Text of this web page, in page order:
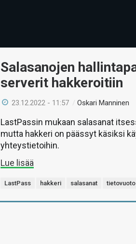
Salasanojen
serverit hakkeroitiin
23.12.2022 - 11:57 /Oskari Manninen
LastPassin mukaan salasanat
mutta hakkeri on päässyt käsiksi
yhteystietoihin.
Lue lisää
LastPass hakkeri salasanat tietovuoto